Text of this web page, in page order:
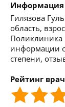
Информация
Гилязова
область,
информации
степени,
Рейтинг